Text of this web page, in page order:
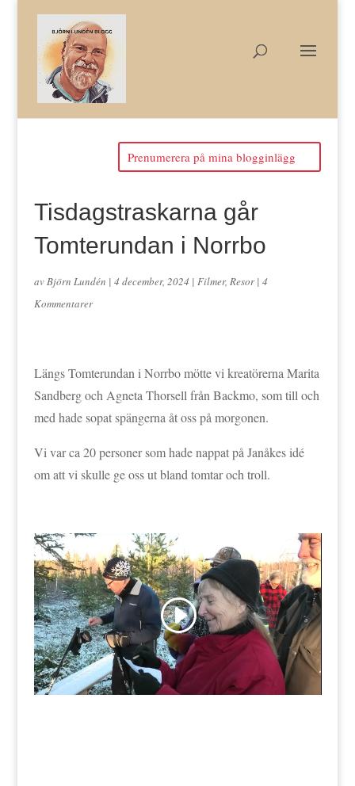
Prenumerera på mina blogginlägg
Tisdagstraskarna går
Tomterundan i Norrbo
avBjörn Lundén | 4 december, 2024 | Filmer, Resor| 4
Kommentarer
Längs Tomterundan i Norrbo mötte vi kreatörerna Marita
Sandberg och Agneta Thorsell från Backmo, som till och
med hade sopat spängerna åt oss på morgonen.
Vi var ca 20 personer som hade nappat på Janåkes idé
om att vi skulle ge oss ut bland tomtar och troll.